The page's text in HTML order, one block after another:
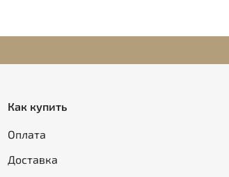
Как купить
Оплата
Доставка